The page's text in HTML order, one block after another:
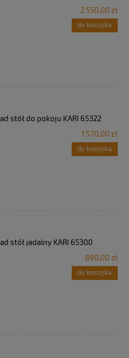
2 550,00 zł
do koszyka
stół do pokoju KARI 65322
1 570,00 zł
do koszyka
stół jadalny KARI 65300
890,00 zł
do koszyka